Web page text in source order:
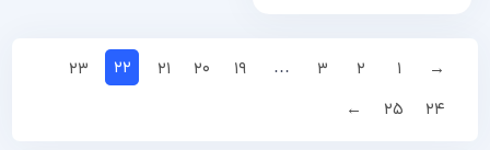
→ ۱ ۲ ۳ … ۱۹ ۲۰ ۲۱ ۲۲
۲۳
۲۴
۲۵ ←